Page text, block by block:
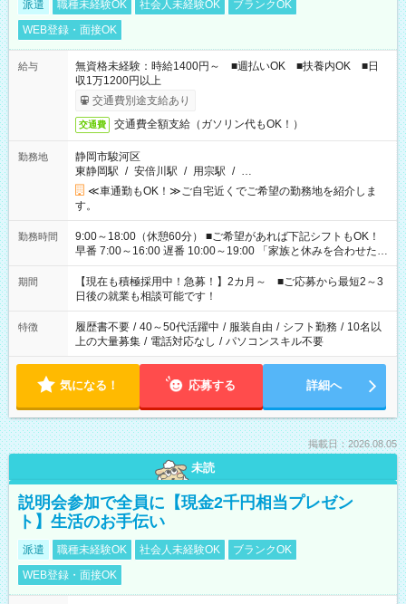
派遣 職種未経験OK 社会人未経験OK
ブランクOK
WEB登録・面接OK
給与
無資格未経験：時給1400円～ ■週払いOK ■扶養内OK ■日
収1万1200円以上
交通費別途支給あり
交通費 交通費全額支給（ガソリン代もOK！）
勤務地
静岡市駿河区
東静岡駅 / 安倍川駅 / 用宗駅 / …
≪車通勤もOK！≫ご自宅近くでご希望の勤務地を紹介しま
す。
勤務時間
9:00～18:00（休憩60分） ■ご希望があれば下記シフトもOK！
早番 7:00～16:00 遅番 10:00～19:00 「家族と休みを合わせた
い」 「余裕を持って夕飯の準備がしたい」 「できれば残業はし
たくない」 など、ご希望を教えてくださいね。 ※Wワーク希望
の方へ 今ご覧のお仕事で希望する勤務時間と、もう1つのお仕事
の勤務時間。 合計で週40時間を超える場合は応募できません。
期間
【現在も積極採用中！急募！】2カ月～ ■ご応募から最短2～3
日後の就業も相談可能です！
特徴 履歴書不要 / 40～50代活躍中 / 服装自由 / シフト勤務 / 10名以
上の大量募集 / 電話対応なし / パソコンスキル不要
気になる！ 応募する 詳細へ
掲載日：2026.08.05
未読
説明会参加で全員に【現金2千円相当プレゼン
ト】生活のお手伝い
派遣 職種未経験OK 社会人未経験OK
ブランクOK
WEB登録・面接OK